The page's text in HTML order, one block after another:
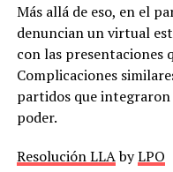
Más allá de eso, en el
denuncian un virtual
con las presentaciones
Complicaciones
partidos que
poder.
Resolución LLAbyLPO